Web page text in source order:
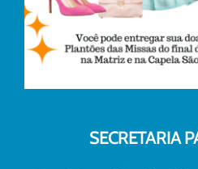
SECRETARIA